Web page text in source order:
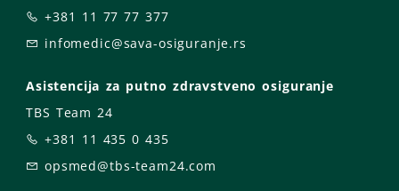
+381 11 77 77 377
infomedic@sava-osiguranje.rs
Asistencija za putno zdravstveno osiguranje
TBS Team 24
+381 11 435 0 435
opsmed@tbs-team24.com